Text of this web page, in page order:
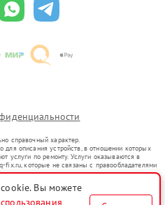
справочный характер.
для описания устройств, в отношении которых
услуги по ремонту. Услуги оказываются в
fix.ru, которые не связаны с правообладателями
в гражданский оборот в соответствии
цели индивидуализации услуг или введения
cookie. Вы можете